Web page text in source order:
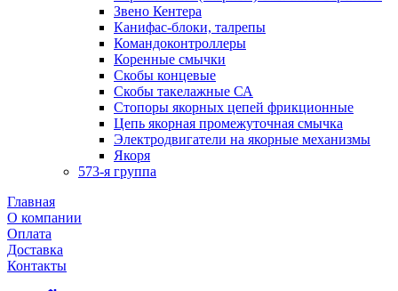
Звено Кентера
Канифас-блоки, талрепы
Командоконтроллеры
Коренные смычки
Скобы концевые
Скобы такелажные СА
Стопоры якорных цепей фрикционные
Цепь якорная промежуточная смычка
Электродвигатели на якорные механизмы
Якоря
573-я группа
Главная
О компании
Оплата
Доставка
Контакты